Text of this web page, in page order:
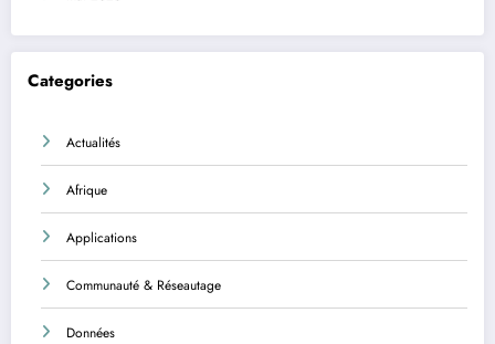
Categories
Actualités
Afrique
Applications
Communauté & Réseautage
Données